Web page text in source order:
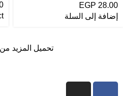
EGP 28.00
إضافة إلى السلة
تحميل المزيد